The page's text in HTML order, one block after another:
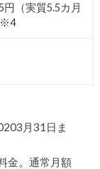
円（実質5.5カ月
※4
月31日ま
金。通常月額